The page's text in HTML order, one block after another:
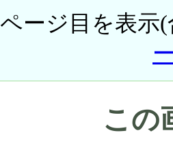
ページ目を表示(
この